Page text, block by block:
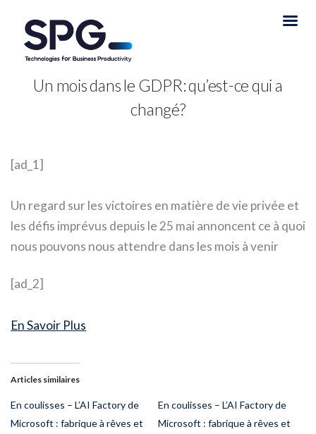
Un mois dans le GDPR: qu’est-ce qui a
changé?
[ad_1]
Un regard sur les victoires en matière de vie privée et
les défis imprévus depuis le 25 mai annoncent ce à quoi
nous pouvons nous attendre dans les mois à venir
[ad_2]
En Savoir Plus
Articles similaires
En coulisses – L’AI Factory de
Microsoft : fabrique à rêves et
En coulisses – L’AI Factory de
Microsoft : fabrique à rêves et